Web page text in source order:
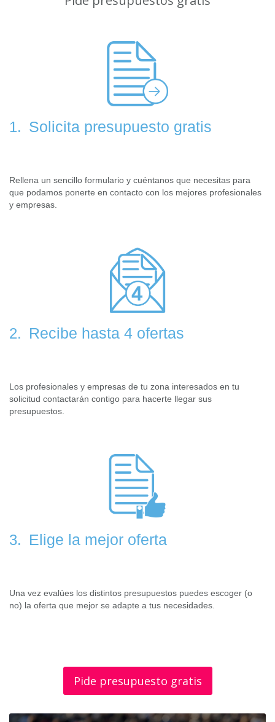
1. Solicita presupuesto gratis
Rellena un sencillo formulario y cuéntanos que necesitas para
que podamos ponerte en contacto con los mejores profesionales
y empresas.
2. Recibe hasta 4 ofertas
Los profesionales y empresas de tu zona interesados en tu
solicitud contactarán contigo para hacerte llegar sus
presupuestos.
3. Elige la mejor oferta
Una vez evalúes los distintos presupuestos puedes escoger (o
no) la oferta que mejor se adapte a tus necesidades.
Pide presupuesto gratis